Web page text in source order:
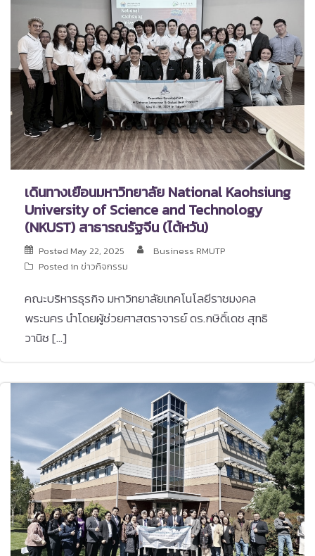
เดินทางเยือนมหาวิทยาลัย National Kaohsiung
University of Science and Technology
(NKUST) สาธารณรัฐจีน (ไต้หวัน)
Posted May 22, 2025
Business RMUTP
Posted in ข่าวกิจกรรม
คณะบริหารธุรกิจ มหาวิทยาลัยเทคโนโลยีราชมงคล
พระนคร นำโดยผู้ช่วยศาสตราจารย์ ดร.กษิดิ์เดช สุทธิ
วานิช […]